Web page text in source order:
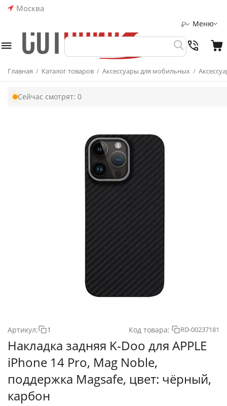
Москва
Меню
₽
Главная / Каталог товаров / Аксессуары для мобильных /
Сейчас смотрят: 0
Артикул: 1 Код товара: RD-00237181
Накладка задняя K-Doo для APPLE
iPhone 14 Pro, Mag Noble,
поддержка Magsafe, цвет: чёрный,
карбон